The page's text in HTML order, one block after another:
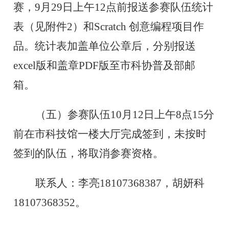
赛，9月29日上午12点前报送参赛队伍统计
表（见附件2）和Scratch 创意编程项目作
品。统计表加盖单位公章后，分别报送
excel版和盖章PDF版至市科协普及部邮
箱。
（五） 参赛队伍10月12日上午8点15分
前在市科技馆一楼大厅完成签到，未按时
签到的队伍，将取消参赛资格。
联系人：李亮18107368387，胡妍科
18107368352。